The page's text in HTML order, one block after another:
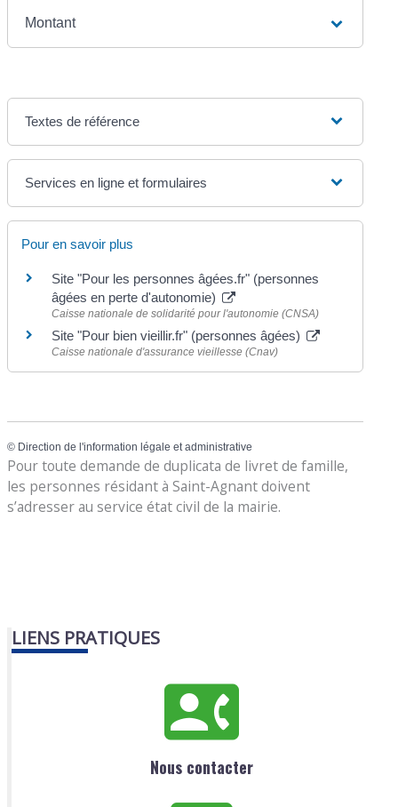
Montant
Textes de référence
Services en ligne et formulaires
Pour en savoir plus
Site "Pour les personnes âgées.fr" (personnes
âgées en perte d'autonomie)
Caisse nationale de solidarité pour l'autonomie (CNSA)
Site "Pour bien vieillir.fr" (personnes âgées)
Caisse nationale d'assurance vieillesse (Cnav)
© Direction de l'information légale et administrative
Pour toute demande de duplicata de livret de famille,
les personnes résidant à Saint-Agnant doivent
s’adresser au service état civil de la mairie.
LIENS PRATIQUES
Nous contacter